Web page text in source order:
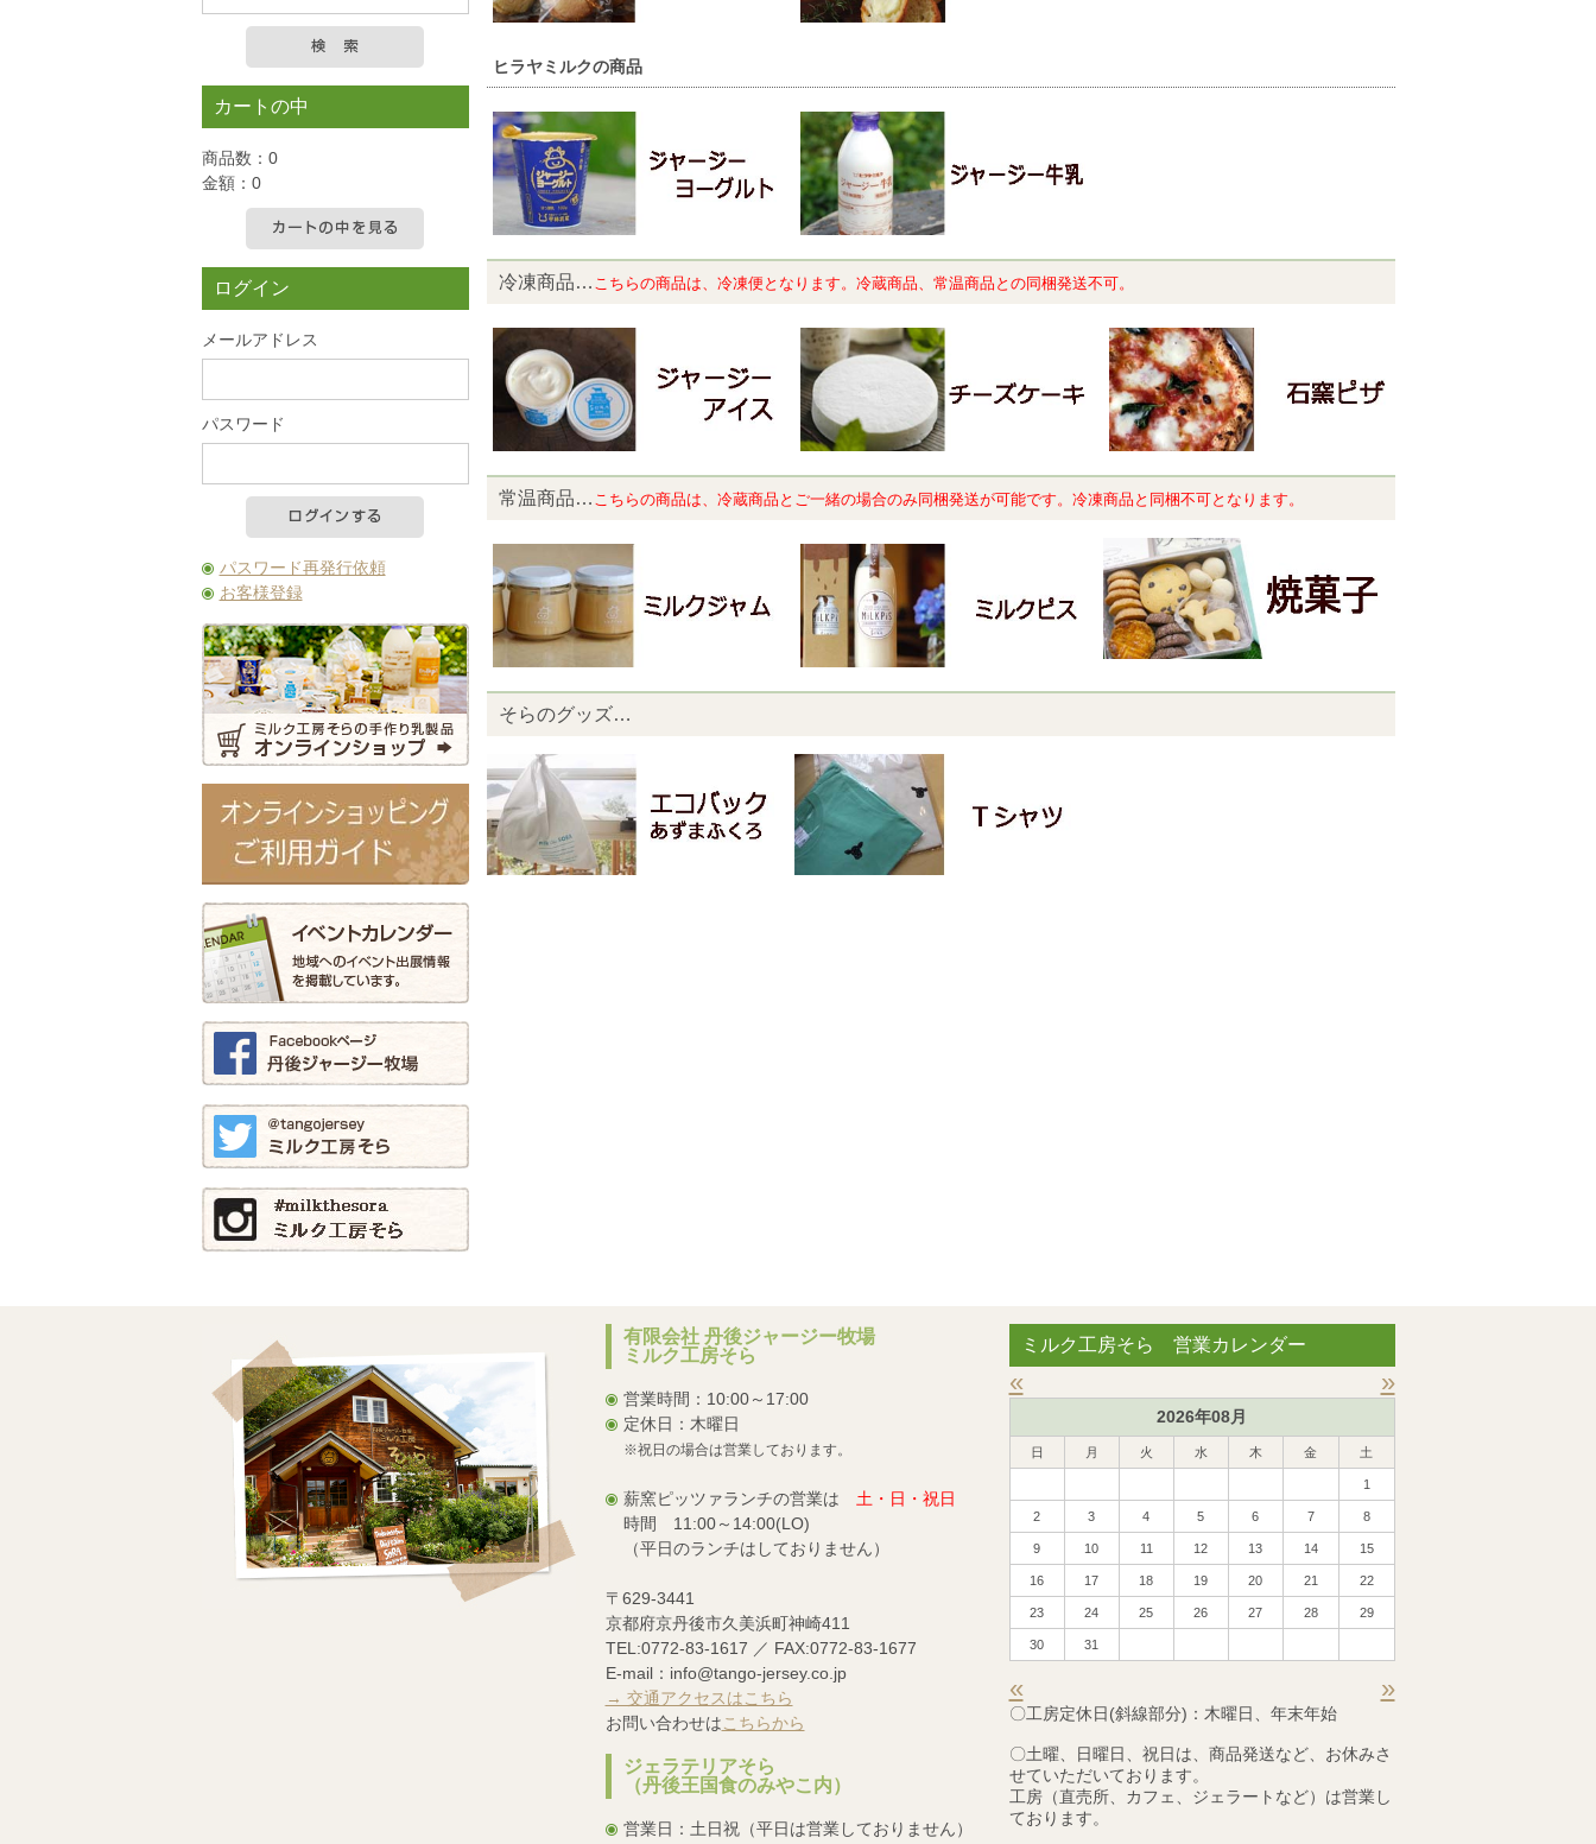
ヒラヤミルクの商品
冷凍商品… こちらの商品は、冷凍便となります。冷蔵商品、常温商品との同梱発送不可。
常温商品… こちらの商品は、 冷蔵商品とご一緒の場合のみ同梱発送が可能です。冷凍商品と同梱不可となります。
そらのグッズ…
カートの中
商品数：0
金額：0
ログイン
メールアドレス
パスワード
パスワード再発行依頼
お客様登録
有限会社 丹後ジャージー牧場
ミルク工房そら
営業時間：10:00～17:00
定休日：木曜日
※祝日の場合は営業しております。
薪窯ピッツァランチの営業は 土・日・祝日
時間 11:00～14:00(LO)
（平日のランチはしておりません）
〒629-3441
京都府京丹後市久美浜町神崎411
TEL:0772-83-1617 ／ FAX:0772-83-1677
E-mail：info@tango-jersey.co.jp
→ 交通アクセスはこちら
お問い合わせは こちらから
ジェラテリアそら
（丹後王国食のみやこ内）
営業日：土日祝（平日は営業しておりません）
ミルク工房そら 営業カレンダー
« »
2026年08月
日 月 火 水 木 金 土
1
2 3 4 5 6 7 8
9 10 11 12 13 14 15
16 17 18 19 20 21 22
23 24 25 26 27 28 29
30 31
« »
〇工房定休日(斜線部分)：木曜日、年末年始
〇土曜、日曜日、祝日は、商品発送など、お休みさ
せていただいております。
工房（直売所、カフェ、ジェラートなど）は営業し
ております。